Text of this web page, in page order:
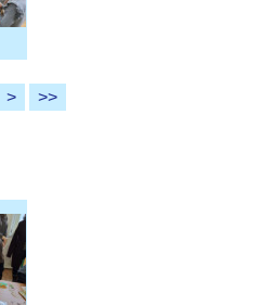
> >>